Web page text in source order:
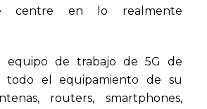
centre en lo realmente
equipo de trabajo de 5G de
todo el equipamiento de su
routers, smartphones,